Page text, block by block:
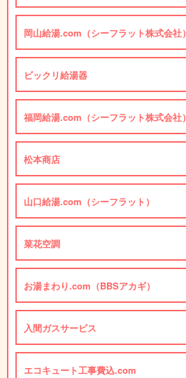
岡山給湯.com（シーフラット株式会社）
ビックリ給湯器
福岡給湯.com（シーフラット株式会社）
松本商店
山口給湯.com（シーフラット）
菜花空調
お湯まわり.com（BBSアカギ）
入間ガスサービス
エコキュート工事費込.com